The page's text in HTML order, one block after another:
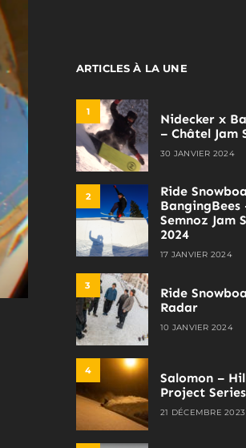
ARTICLES À LA UNE
1
Nidecker x
– Châtel Jam
30 JANVIER 2024
2
Ride
BangingBees
Semnoz Jam
2024
17 JANVIER 2024
3
Ride
Radar
10 JANVIER 2024
4
Salomon –
Project
21 DÉCEMBRE 2023